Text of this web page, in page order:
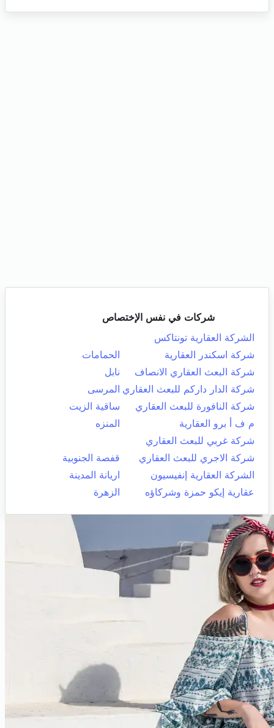
شركات في نفس الإختصاص
الشركة العقارية تونتاكس
شركة اسكندر العقارية
الحمامات
شركة البعث العقاري الانصاف
نابل
شركة الدار داركم للبعث العقاري المرسى
شركة النافورة للبعث العقاري
ساقية الزيت
م ف أ برو العقارية
المنزه
شركة غربي للبعث العقاري
شركة الاجري للبعث العقاري
قفصة الجنوبية
الشركة العقارية إنفيسيون
اريانة المدينة
عقارية إيكو حمزة وشركاؤه
الزهرة